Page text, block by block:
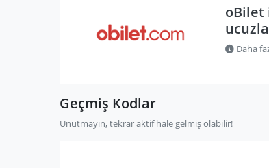
oBilet
Daha
Geçmiş Kodlar
Unutmayın, tekrar aktif hale gelmiş olabilir!